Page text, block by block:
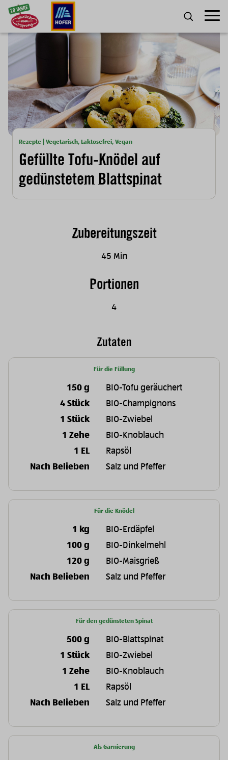
Zum Inhalt
SUCHE
Rezepte | Vegetarisch, Laktosefrei, Vegan
Gefüllte Tofu-Knödel auf
gedünstetem Blattspinat
Zubereitungszeit
45 Min
Portionen
4
Zutaten
Für die Füllung
150 g
BIO-Tofu geräuchert
4 Stück
BIO-Champignons
1 Stück
BIO-Zwiebel
1 Zehe
BIO-Knoblauch
1 EL
Rapsöl
Nach Belieben
Salz und Pfeffer
Für die Knödel
1 kg
BIO-Erdäpfel
100 g
BIO-Dinkelmehl
120 g
BIO-Maisgrieß
Nach Belieben
Salz und Pfeffer
Für den gedünsteten Spinat
500 g
BIO-Blattspinat
1 Stück
BIO-Zwiebel
1 Zehe
BIO-Knoblauch
1 EL
Rapsöl
Nach Belieben
Salz und Pfeffer
Als Garnierung